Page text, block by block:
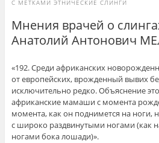
С МЕТКАМИ ЭТНИЧЕСКИЕ СЛИНГИ
Мнения врачей о
Анатолий Антонович
«192. Среди африканских
от европейских, врожденный вывих
исключительно редко. Объяснение
африканские мамаши с момента
момента, как он поднимется на ноги,
с широко раздвинутыми ногами (как
ногами бока лошади)».